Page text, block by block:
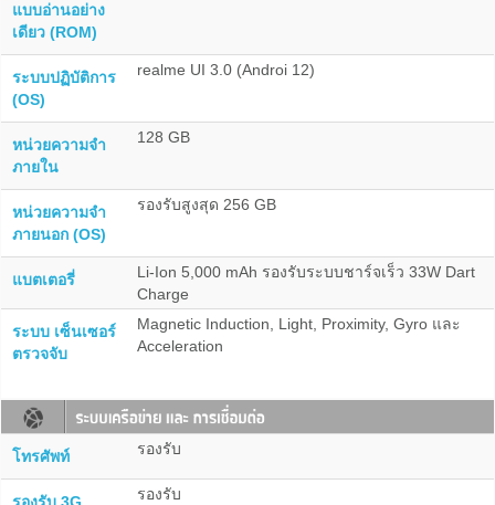
แบบอ่านอย่าง
เดียว (ROM)
ระบบปฏิบัติการ
(OS)
realme UI 3.0 (Androi 12)
หน่วยความจำ
ภายใน
128 GB
หน่วยความจำ
ภายนอก (OS)
รองรับสูงสุด 256 GB
แบตเตอรี่
Li-Ion 5,000 mAh รองรับระบบชาร์จเร็ว 33W Dart
Charge
ระบบ เซ็นเซอร์
ตรวจจับ
Magnetic Induction, Light, Proximity, Gyro และ
Acceleration
โทรศัพท์ รองรับ
รองรับ